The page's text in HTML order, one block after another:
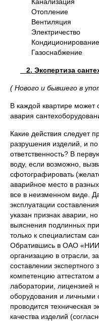
Отопление
Вентиляция
Электричество
Кондиционирование
Газоснабжение
2. Экспертиза
( Нового и бывшего в
В каждой квартире может
авария
Какие действия следует
разрушения изделий, и
ответственность? В
воду, если возможно,
сфотографировать
аварийное место в
все в неизменном виде.
эксплуатации
указан признак аварии,
выяснения подлинных
только к специалистам
Обратившись в ОАО
организацию в отрасли,
составлении
компетенцию аттестатом
лаборатории, лицензией
оборудования и личными
проводится техническая
качества изделий